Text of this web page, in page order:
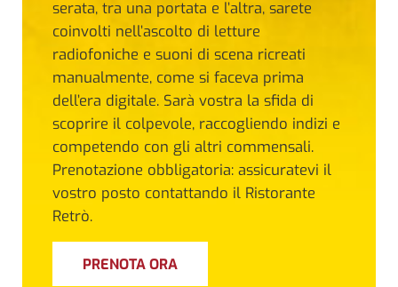
serata, tra una portata e l’altra, sarete
coinvolti nell’ascolto di letture
radiofoniche e suoni di scena ricreati
manualmente, come si faceva prima
dell’era digitale. Sarà vostra la sfida di
scoprire il colpevole, raccogliendo indizi e
competendo con gli altri commensali.
Prenotazione obbligatoria: assicuratevi il
vostro posto contattando il Ristorante
Retrò.
PRENOTA ORA